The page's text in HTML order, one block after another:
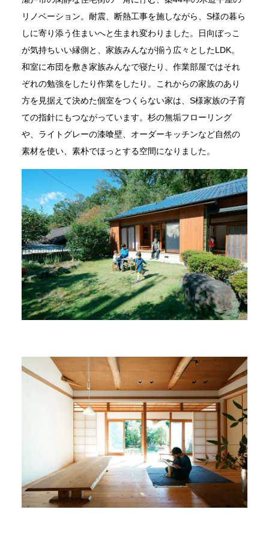
リノベーション。耐震、断熱工事を施しながら、S様の暮ら
しに寄り添う住まいへと生まれ変わりました。日向ぼっこ
が気持ちいい縁側と、家族みんなが揃う広々としたLDK。
和室に布団を敷き家族みんなで寝たり、作業部屋ではそれ
ぞれの勉強をしたり作業をしたり。これからの家族のあり
方を見据えて決めた個室をつくらない家は、S様家族の子育
ての指針にもつながっています。杉の無垢フローリング
や、ライトグレーの漆喰壁、オーダーキッチンなど自然の
素材を使い、素朴でほっとする空間になりました。